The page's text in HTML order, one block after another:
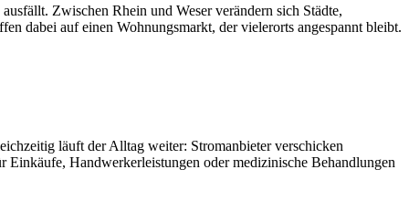
Zwischen Rhein und Weser verändern sich Städte,
dabei auf einen Wohnungsmarkt, der vielerorts angespannt bleibt.
läuft der Alltag weiter: Stromanbieter verschicken
Handwerkerleistungen oder medizinische Behandlungen